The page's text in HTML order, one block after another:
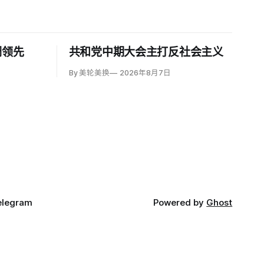
先 共和党中期大会主打反社会主义
By 美轮美换 2026年8月7日
Powered by Ghost